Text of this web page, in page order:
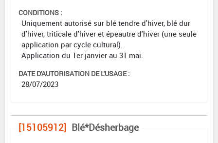
CONDITIONS :
Uniquement autorisé sur blé tendre d'hiver, blé dur
d'hiver, triticale d'hiver et épeautre d'hiver (une seule
application par cycle cultural).
Application du 1er janvier au 31 mai.
DATE D'AUTORISATION DE L'USAGE :
28/07/2023
[15105912] Blé*Désherbage